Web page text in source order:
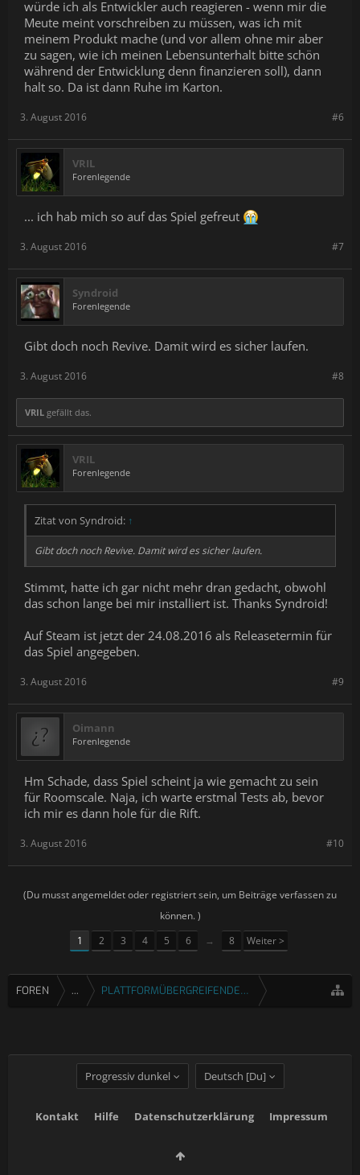
würde ich als Entwickler auch reagieren - wenn mir die
Meute meint vorschreiben zu müssen, was ich mit
meinem Produkt mache (und vor allem ohne mir aber
zu sagen, wie ich meinen Lebensunterhalt bitte schön
während der Entwicklung denn finanzieren soll), dann
halt so. Da ist dann Ruhe im Karton.
#6
3. August 2016
VRIL
Forenlegende
... ich hab mich so auf das Spiel gefreut
#7
3. August 2016
Syndroid
Forenlegende
Gibt doch noch Revive. Damit wird es sicher laufen.
#8
3. August 2016
VRIL gefällt das.
VRIL
Forenlegende
Zitat von Syndroid: ↑
Gibt doch noch Revive. Damit wird es sicher laufen.
Stimmt, hatte ich gar nicht mehr dran gedacht, obwohl
das schon lange bei mir installiert ist. Thanks Syndroid!
Auf Steam ist jetzt der 24.08.2016 als Releasetermin für
das Spiel angegeben.
#9
3. August 2016
Oimann
Forenlegende
Hm Schade, dass Spiel scheint ja wie gemacht zu sein
für Roomscale. Naja, ich warte erstmal Tests ab, bevor
ich mir es dann hole für die Rift.
#10
3. August 2016
(Du musst angemeldet oder registriert sein, um Beiträge verfassen zu
können. )
1
2 3 4 5 6 → 8 Weiter >
FOREN ... PLATTFORMÜBERGREIFENDE SPIELE
Progressiv dunkel Deutsch [Du]
Kontakt Hilfe Datenschutzerklärung Impressum